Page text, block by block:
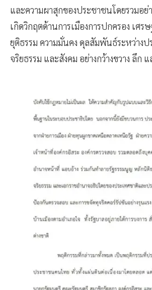
และความผาสุกของประชาชนโดยรวมอ
เกิดวิกฤตด้านการเมืองการปกครอง เศร
ยุติธรรม ความมั่นคง ดุลสัมพันธ์ระหว่าง
จริยธรรม และสังคม อย่างกว้างขวาง ลึก